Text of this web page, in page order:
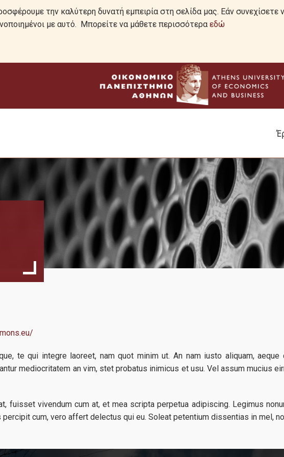
την καλύτερη δυνατή εμπειρία στη σελίδα μας. Εάν συνεχίσετε
με αυτό. Μπορείτε να μάθετε περισσότερα εδώ
te qui integre laoreet, nam quot minim ut. An nam iusto aliquam,
mediocritatem an vim, stet probatus inimicus et usu. Vel assum mucius
fuisset vivendum cum at, et mea scripta perpetua adipiscing. Legimus
percipit cum, vero affert delectus qui eu. Soleat petentium dissentias in mel,